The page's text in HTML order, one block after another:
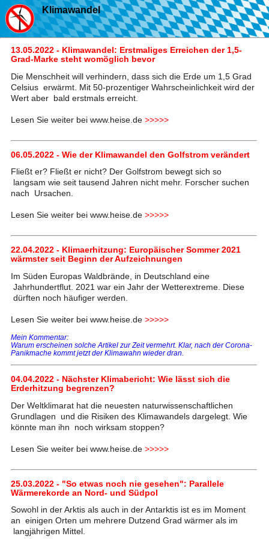
Klimawandel
13.05.2022 - Klimawandel: Erstmaliges Erreichen der 1,5-
Grad-Marke steht womöglich bevor
Die Menschheit will verhindern, dass sich die Erde um 1,5 Grad
Celsius erwärmt. Mit 50-prozentiger Wahrscheinlichkeit wird der
Wert aber bald erstmals erreicht.
Lesen Sie weiter bei www.heise.de >>>>>
06.05.2022 - Wie der Klimawandel den Golfstrom verändert
Fließt er? Fließt er nicht? Der Golfstrom bewegt sich so
langsam wie seit tausend Jahren nicht mehr. Forscher suchen
nach Ursachen.
Lesen Sie weiter bei www.heise.de >>>>>
22.04.2022 - Klimaerhitzung: Europäischer Sommer 2021
wärmster seit Beginn der Aufzeichnungen
Im Süden Europas Waldbrände, in Deutschland eine
Jahrhundertflut. 2021 war ein Jahr der Wetterextreme. Diese
dürften noch häufiger werden.
Lesen Sie weiter bei www.heise.de >>>>>
Mein Kommentar:
Warum erscheinen solche Artikel zur Zeit vermehrt. Klar, nach der Corona-
Panikmache kommt jetzt der Klimawahn wieder dran.
04.04.2022 - Nächster Klimabericht: Wie lässt sich die
Erderhitzung begrenzen?
Der Weltklimarat hat die neuesten naturwissenschaftlichen
Grundlagen und die Risiken des Klimawandels dargelegt. Wie
könnte man ihn noch wirksam stoppen?
Lesen Sie weiter bei www.heise.de >>>>>
25.03.2022 - "So etwas noch nie gesehen": Parallele
Wärmerekorde an Nord- und Südpol
Sowohl in der Arktis als auch in der Antarktis ist es im Moment
an einigen Orten um mehrere Dutzend Grad wärmer als im
langjährigen Mittel.